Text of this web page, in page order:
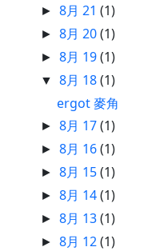
►8月 21(1)
►8月 20(1)
►8月 19(1)
▼8月 18(1)
ergot 麥角
►8月 17(1)
►8月 16(1)
►8月 15(1)
►8月 14(1)
►8月 13(1)
►8月 12(1)